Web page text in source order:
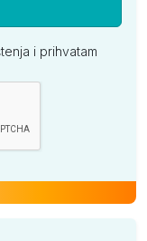
i prihvatam